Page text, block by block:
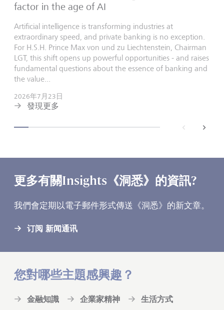
factor in the age of AI
Artificial intelligence is transforming industries at
extraordinary speed, and private banking is no exception.
For H.S.H. Prince Max von und zu Liechtenstein, Chairman
LGT, this shift opens up powerful opportunities - and raises
fundamental questions about the essence of banking and
the value...
2026年7月23日
發現更多
next
更多有關Insights《洞悉》的資訊?
我們會定期以電子郵件形式傳送《洞悉》的新文章。
订阅 新闻通讯
您對哪些主題感興趣？
金融知識 企業家精神
生活方式